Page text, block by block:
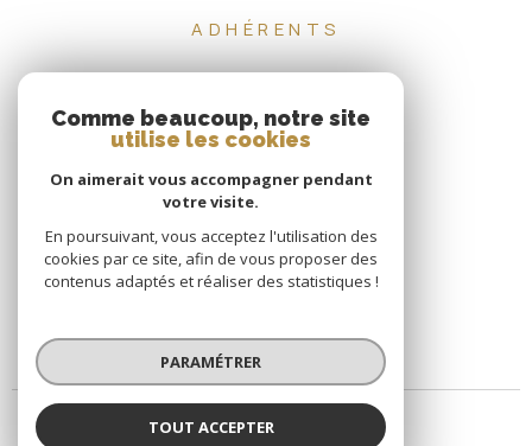
ADHÉRENTS
Comme beaucoup, notre site
utilise les cookies
On aimerait vous accompagner pendant
votre visite.
En poursuivant, vous acceptez l'utilisation des
cookies par ce site, afin de vous proposer des
contenus adaptés et réaliser des statistiques !
PARAMÉTRER
TOUT ACCEPTER